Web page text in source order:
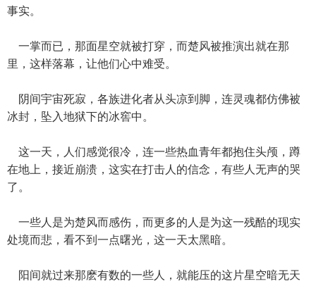
事实。
一掌而已，那面星空就被打穿，而楚风被推演出就在那
里，这样落幕，让他们心中难受。
阴间宇宙死寂，各族进化者从头凉到脚，连灵魂都仿佛被
冰封，坠入地狱下的冰窖中。
这一天，人们感觉很冷，连一些热血青年都抱住头颅，蹲
在地上，接近崩溃，这实在打击人的信念，有些人无声的哭
了。
一些人是为楚风而感伤，而更多的人是为这一残酷的现实
处境而悲，看不到一点曙光，这一天太黑暗。
阳间就过来那麽有数的一些人，就能压的这片星空暗无天